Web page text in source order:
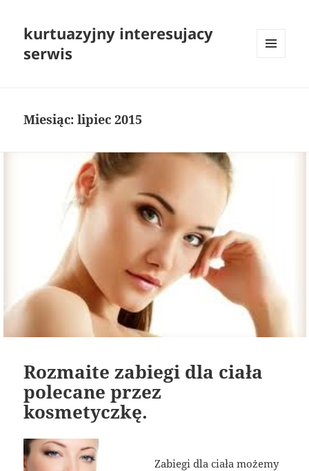
kurtuazyjny interesujacy
serwis
Miesiąc:lipiec 2015
Rozmaite zabiegi dla ciała
polecane przez
kosmetyczkę.
Zabiegi dla ciała możemy